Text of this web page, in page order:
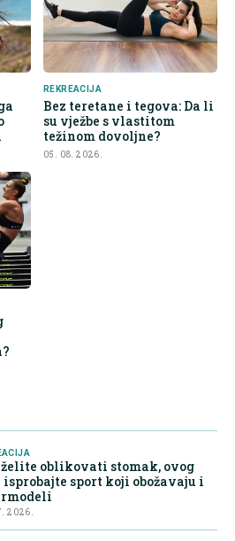
REKREACIJA
Bez teretane i tegova: Da li
su vježbe s vlastitom
težinom dovoljne?
05. 08. 2026.
oblikovati stomak, ovog
sport koji obožavaju i
2026.